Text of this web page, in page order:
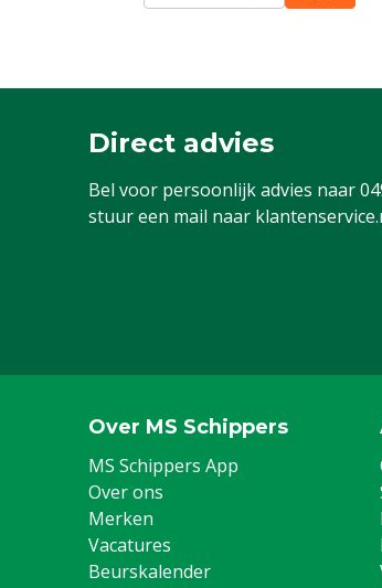
Direct advies
Bel voor persoonlijk advies naar
stuur een mail naar
Over MS Schippers
MS Schippers App
Over ons
Merken
Vacatures
Beurskalender